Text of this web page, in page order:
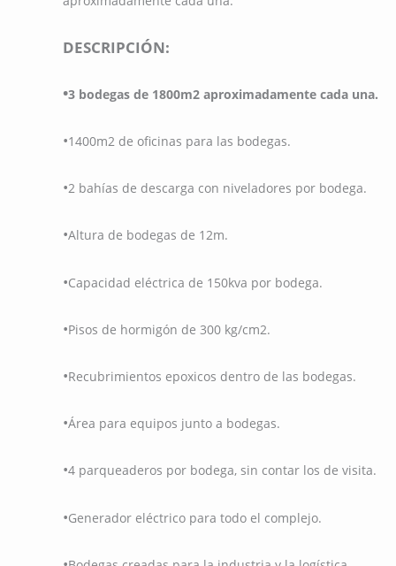
DESCRIPCIÓN:
•3 bodegas de 1800m2 aproximadamente cada una.
•1400m2 de oficinas para las bodegas.
•2 bahías de descarga con niveladores por bodega.
•Altura de bodegas de 12m.
•Capacidad eléctrica de 150kva por bodega.
•Pisos de hormigón de 300 kg/cm2.
•Recubrimientos epoxicos dentro de las bodegas.
•Área para equipos junto a bodegas.
•4 parqueaderos por bodega, sin contar los de visita.
•Generador eléctrico para todo el complejo.